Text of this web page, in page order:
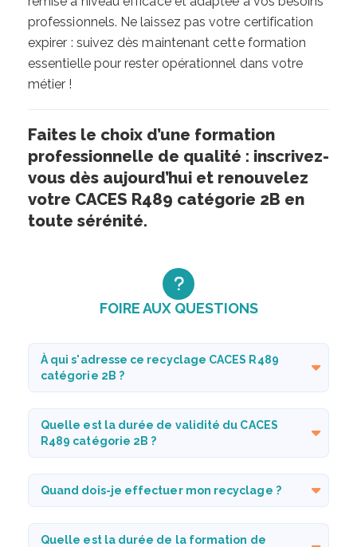
professionnels. Ne laissez pas votre certification
expirer : suivez dès maintenant cette formation
essentielle pour rester opérationnel dans votre
métier !
Faites le choix d’une formation
professionnelle de qualité : inscrivez-
vous dès aujourd’hui et renouvelez
votre CACES R489 catégorie 2B en
toute sérénité.
FOIRE AUX QUESTIONS
À qui s'adresse ce recyclage CACES R489
catégorie 2B ?
Quelle est la durée de validité du CACES
R489 catégorie 2B ?
Quand dois-je effectuer mon recyclage ?
Quelle est la durée de la formation de